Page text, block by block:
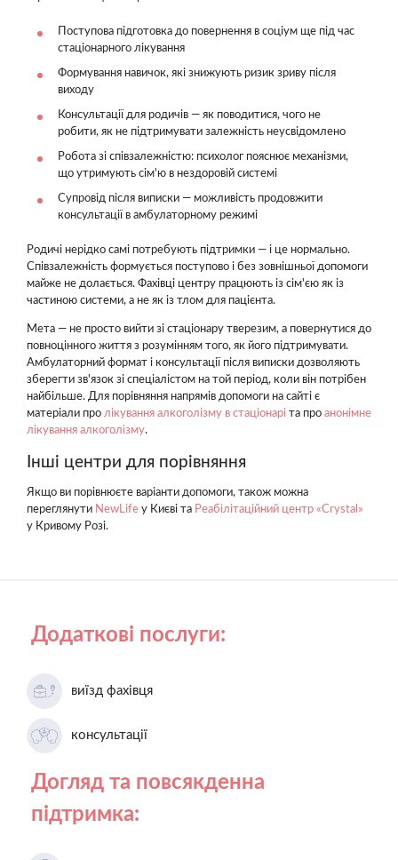
Поступова підготовка до повернення в соціум ще під час
стаціонарного лікування
Формування навичок, які знижують ризик зриву після
виходу
Консультації для родичів — як поводитися, чого не
робити, як не підтримувати залежність неусвідомлено
Робота зі співзалежністю: психолог пояснює механізми,
що утримують сім'ю в нездоровій системі
Супровід після виписки — можливість продовжити
консультації в амбулаторному режимі
Родичі нерідко самі потребують підтримки — і це нормально.
Співзалежність формується поступово і без зовнішньої допомоги
майже не долається. Фахівці центру працюють із сім'єю як із
частиною системи, а не як із тлом для пацієнта.
Мета — не просто вийти зі стаціонару тверезим, а повернутися до
повноцінного життя з розумінням того, як його підтримувати.
Амбулаторний формат і консультації після виписки дозволяють
зберегти зв'язок зі спеціалістом на той період, коли він потрібен
найбільше. Для порівняння напрямів допомоги на сайті є
матеріали про лікування алкоголізму в стаціонарі та про анонімне
лікування алкоголізму.
Інші центри для порівняння
Якщо ви порівнюєте варіанти допомоги, також можна
переглянути NewLife у Києві та Реабілітаційний центр «Crystal»
у Кривому Розі.
Додаткові послуги:
виїзд фахівця
консультації
Догляд та повсякденна
підтримка: